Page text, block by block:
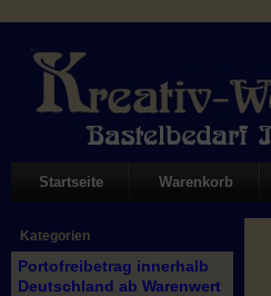
Startseite Warenkorb
Kategorien
Portofreibetrag innerhalb
Deutschland ab Warenwert